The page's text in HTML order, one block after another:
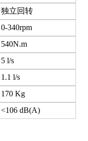
独立回转
0-340rpm
540N.m
5 l/s
1.1 l/s
170 Kg
<106 dB(A)